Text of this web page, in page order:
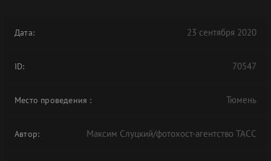
Дата: 23 сентября 2020
ID: 70547
Место проведения : Тюмень
Автор: Максим Слуцкий/фотохост-агентство ТАСС